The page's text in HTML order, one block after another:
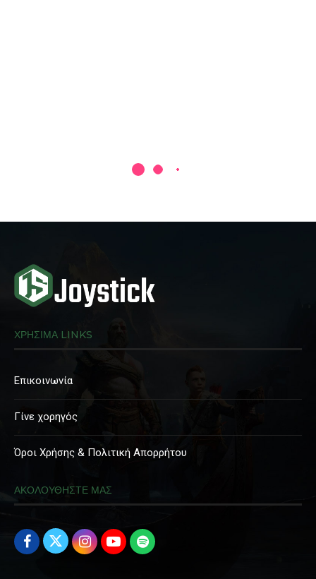
ΧΡΗΣΙΜΑ LINKS
Επικοινωνία
Γίνε χορηγός
Όροι Χρήσης & Πολιτική Απορρήτου
ΑΚΟΛΟΥΘΗΣΤΕ ΜΑΣ